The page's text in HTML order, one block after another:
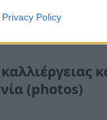
Privacy Policy
(photos)